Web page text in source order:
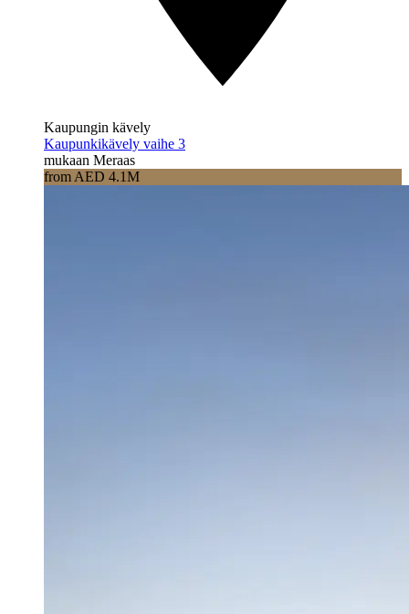
Kaupungin kävely
Kaupunkikävely vaihe 3
mukaan Meraas
from AED 4.1M